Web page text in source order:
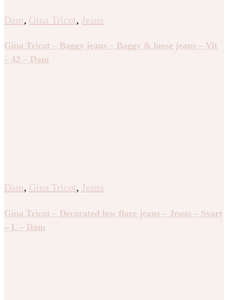
Dam, Gina Tricot, Jeans
Gina Tricot – Baggy jeans – Baggy & loose jeans – Vit
– 42 – Dam
Dam, Gina Tricot, Jeans
Gina Tricot – Decorated low flare jeans – Jeans – Svart
– L – Dam